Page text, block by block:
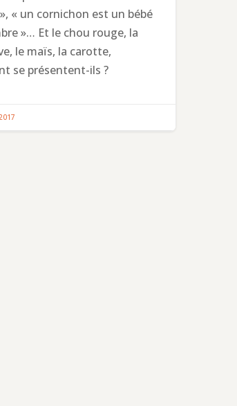
« un cornichon est un bébé
»… Et le chou rouge, la
le maïs, la carotte,
se présentent-ils ?